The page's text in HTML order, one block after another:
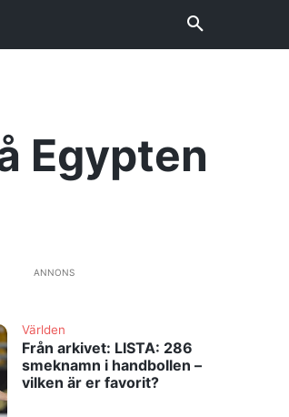
Egypten
ANNONS
Världen
Från arkivet: LISTA: 286
smeknamn i handbollen –
vilken är er favorit?